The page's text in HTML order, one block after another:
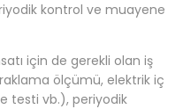
kontrol ve muayene
için de gerekli olan iş
ölçümü, elektrik iç
testi vb.), periyodik